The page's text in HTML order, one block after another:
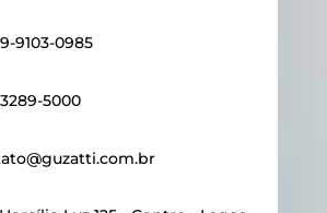
9103-0985
5000